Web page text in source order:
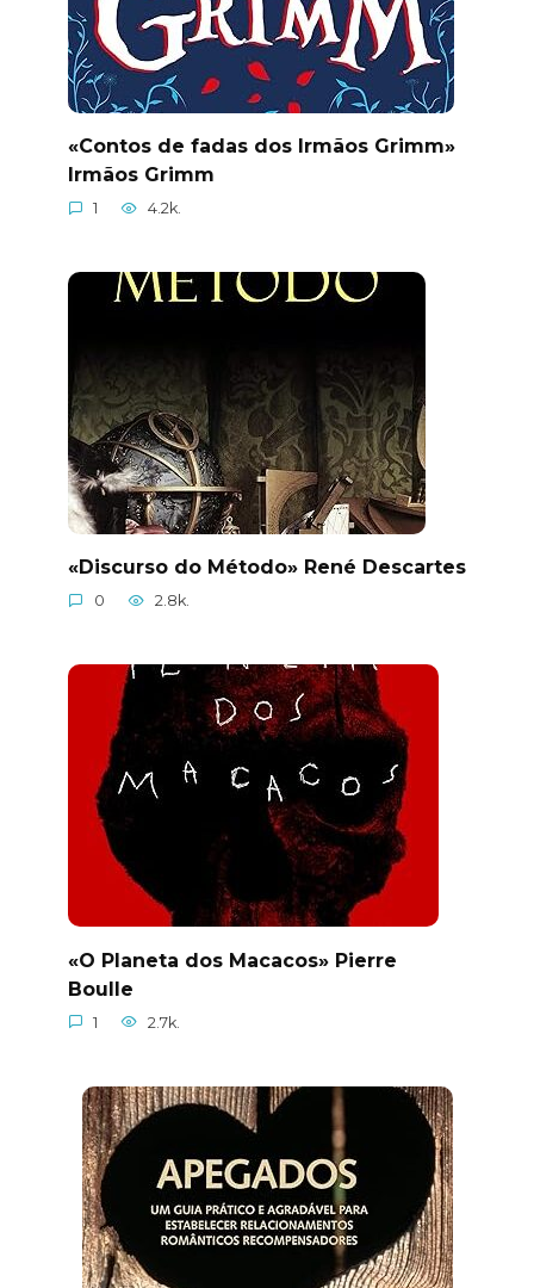
«Contos de fadas dos Irmãos Grimm»
Irmãos Grimm
1 4.2k.
«Discurso do Método» René Descartes
0 2.8k.
«O Planeta dos Macacos» Pierre
Boulle
1 2.7k.